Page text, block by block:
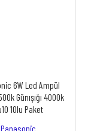
6W Led Ampül
Günışığı 4000k
10lu Paket
Panasonic